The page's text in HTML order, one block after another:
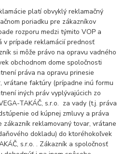
platí obvyklý reklamačný
poriadku pre zákazníkov
rozporu medzi týmito VOP a
v prípade reklamácií prednosť
si môže právo na opravu vadného
obchodnom dome spoločnosti
práva na opravu prinesie
vrátane faktúry (prípadne inú formu
iných práv vyplývajúcich zo
TAKÁČ, s.r.o. za vady (t.j. práva
od kúpnej zmluvy a práva
zákazník reklamovaný tovar, vrátane
dokladu) do ktoréhokoľvek
s.r.o. . Zákazník a spoločnosť